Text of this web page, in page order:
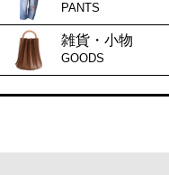
PANTS
雑貨・小物
GOODS